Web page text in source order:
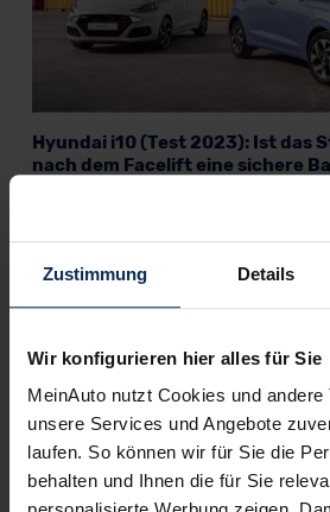
Zustimmung Details
Wir konfigurieren hier alles für Sie
MeinAuto nutzt Cookies und andere
unsere Services und Angebote
laufen. So können wir für Sie die
behalten und Ihnen die für Sie
Hyundai i10 (Test 2023): Ist das
nach dem Facelift eine sichere
Hyundai Santa Fe vs. Kia